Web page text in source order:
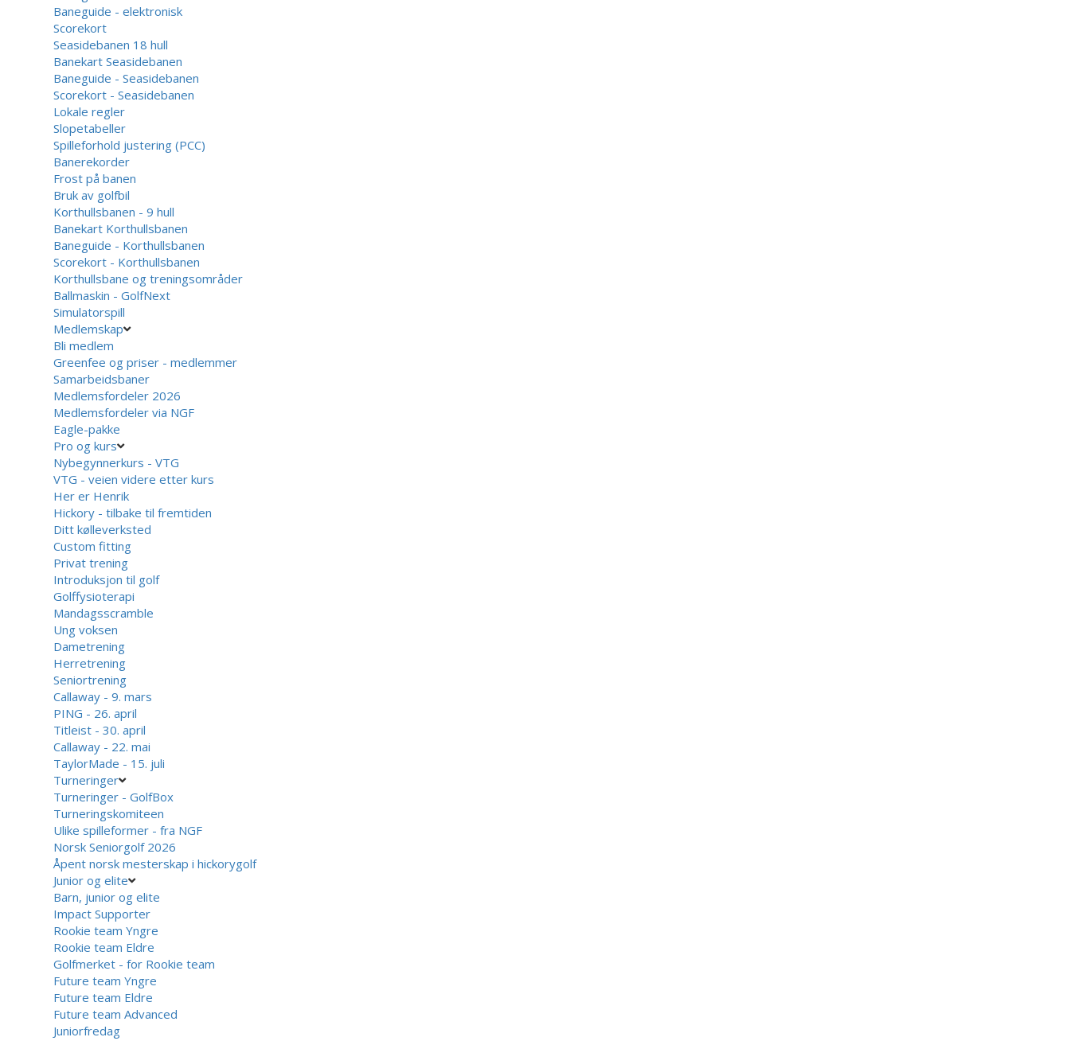
Baneguide - elektronisk
Scorekort
Seasidebanen 18 hull
Banekart Seasidebanen
Baneguide - Seasidebanen
Scorekort - Seasidebanen
Lokale regler
Slopetabeller
Spilleforhold justering (PCC)
Banerekorder
Frost på banen
Bruk av golfbil
Korthullsbanen - 9 hull
Banekart Korthullsbanen
Baneguide - Korthullsbanen
Scorekort - Korthullsbanen
Korthullsbane og treningsområder
Ballmaskin - GolfNext
Simulatorspill
Medlemskap
Bli medlem
Greenfee og priser - medlemmer
Samarbeidsbaner
Medlemsfordeler 2026
Medlemsfordeler via NGF
Eagle-pakke
Pro og kurs
Nybegynnerkurs - VTG
VTG - veien videre etter kurs
Her er Henrik
Hickory - tilbake til fremtiden
Ditt kølleverksted
Custom fitting
Privat trening
Introduksjon til golf
Golffysioterapi
Mandagsscramble
Ung voksen
Dametrening
Herretrening
Seniortrening
Callaway - 9. mars
PING - 26. april
Titleist - 30. april
Callaway - 22. mai
TaylorMade - 15. juli
Turneringer
Turneringer - GolfBox
Turneringskomiteen
Ulike spilleformer - fra NGF
Norsk Seniorgolf 2026
Åpent norsk mesterskap i hickorygolf
Junior og elite
Barn, junior og elite
Impact Supporter
Rookie team Yngre
Rookie team Eldre
Golfmerket - for Rookie team
Future team Yngre
Future team Eldre
Future team Advanced
Juniorfredag